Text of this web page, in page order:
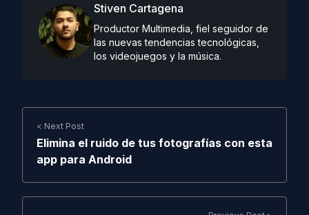
Stiven Cartagena
Productor Multimedia, fiel seguidor de
las nuevas tendencias tecnológicas,
los videojuegos y la música.
< Next Post
Elimina el ruido de tus fotografías con esta
app para Android